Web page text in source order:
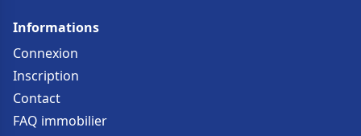
Informations
Connexion
Inscription
Contact
FAQ immobilier